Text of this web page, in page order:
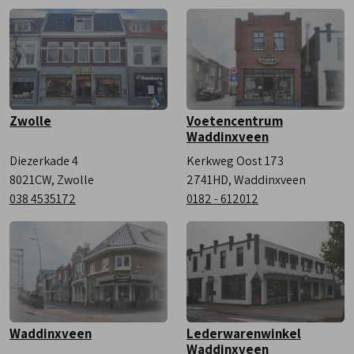
Zaterdag
9:00 - 17:00
Zwolle
Diezerkade 4
8021CW, Zwolle
038 4535172
Voetencentrum
Waddinxveen
Kerkweg Oost 173
2741HD, Waddinxveen
0182 - 612012
Waddinxveen
Lederwarenwinkel
Waddinxveen